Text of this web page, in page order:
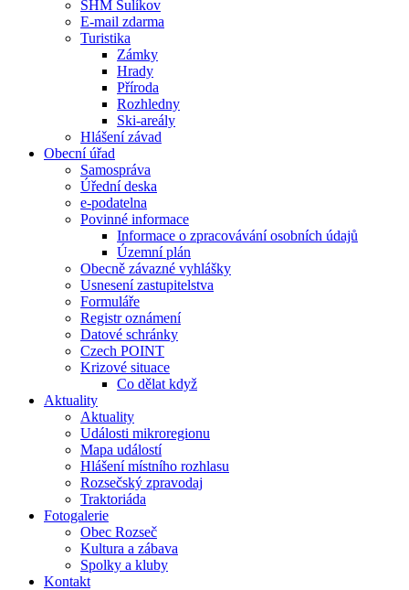
SHM Sulíkov
E-mail zdarma
Turistika
Zámky
Hrady
Příroda
Rozhledny
Ski-areály
Hlášení závad
Obecní úřad
Samospráva
Úřední deska
e-podatelna
Povinné informace
Informace o zpracovávání osobních údajů
Územní plán
Obecně závazné vyhlášky
Usnesení zastupitelstva
Formuláře
Registr oznámení
Datové schránky
Czech POINT
Krizové situace
Co dělat když
Aktuality
Aktuality
Události mikroregionu
Mapa událostí
Hlášení místního rozhlasu
Rozsečský zpravodaj
Traktoriáda
Fotogalerie
Obec Rozseč
Kultura a zábava
Spolky a kluby
Kontakt